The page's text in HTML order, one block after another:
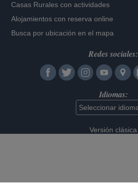
Casas Rurales con actividades
Alojamientos con reserva online
Busca por ubicación en el mapa
Redes sociales:
Idiomas:
Versión clásica